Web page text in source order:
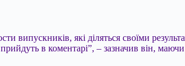
випускників, які діляться своїми
в коментарі”, – зазначив він,